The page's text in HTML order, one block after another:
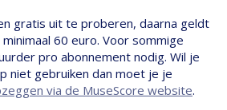
gratis uit te proberen, daarna geldt
60 euro. Voor sommige
pro abonnement nodig. Wil je
niet gebruiken dan moet je je
via de MuseScore website.